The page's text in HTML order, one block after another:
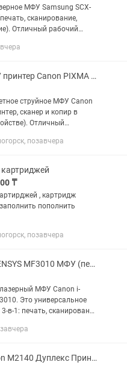
МФУ Samsung SCX-
сканирование,
Отличный рабочий
модель. •Тип печати:
3-в-1 МФУ принтер Canon PIXMA MP495 (с Wi-Fi)
струйное МФУ Canon
сканер и копир в
Отличный
документов. Функции:
позавчера
₸
, картридж
пополнить
позавчера
Canon i-SENSYS MF3010 МФУ (печать скан копир) Чёрно-белое лазерное
МФУ Canon i-
Это универсальное
в-1: печать, сканирование
— идеален для дома,
МФУ Epson M2140 Дуплекс Принтер Сканер Копир Магазин Red Geek